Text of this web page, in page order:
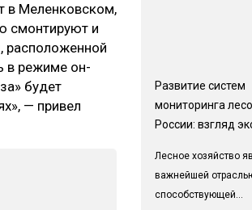
в Меленковском,
смонтируют и
расположенной
в режиме он-
будет
— привел
Развитие систем
мониторинга
России: взгляд
Лесное хозяйство
важнейшей
способствующей...